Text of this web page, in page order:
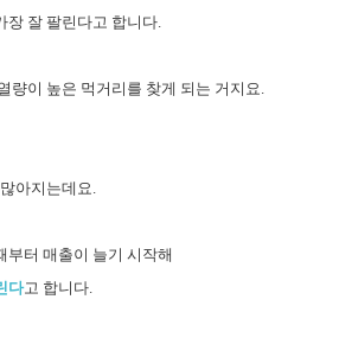
장 잘 팔린다고 합니다.
량이 높은 먹거리를 찾게 되는 거지요.
아지는데요.
부터 매출이 늘기 시작해
다고 합니다.